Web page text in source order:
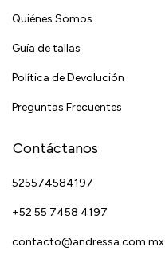
Quiénes Somos
Guía de tallas
Política de Devolución
Preguntas Frecuentes
Contáctanos
525574584197
+52 55 7458 4197
contacto@andressa.com.mx